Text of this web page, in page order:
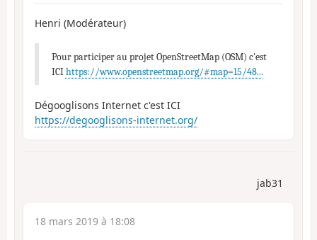
Henri (Modérateur)
Pour participer au projet OpenStreetMap (OSM) c'est
ICIhttps://www.openstreetmap.org/#map=15/48...
Dégooglisons Internet c'est ICI
https://degooglisons-internet.org/
jab31
18 mars 2019 à 18:08